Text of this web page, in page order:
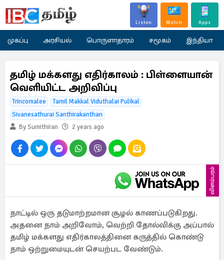
Listen Watch Apps
முகப்பு அரசியல் பொருளாதாரம் சமூகம் இந்தியா
தமிழ் மக்களது எதிர்காலம் : பிள்ளையான்
வெளியிட்ட அறிவிப்பு
Trincomalee
Tamil Makkal Viduthalai Pulikal
Sivanesathurai Santhirakanthan
By Sumithiran
2 years ago
விளம்பரம்
நாட்டில் ஒரு தடுமாற்றமான சூழல் காணப்படுகிறது.
அதனை நாம் அறிவோம், வெற்றி தோல்விக்கு அப்பால்
தமிழ் மக்களது எதிர்காலத்தினை கருத்தில் கொண்டு
நாம் ஒற்றுமையுடன் செயற்பட வேண்டும்.